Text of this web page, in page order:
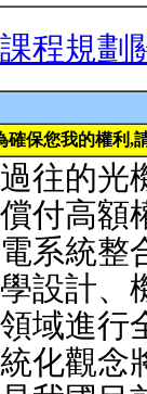
程規劃
確保您我的權利,
往的光
付高額
系統整
設計、
域進行
化觀念